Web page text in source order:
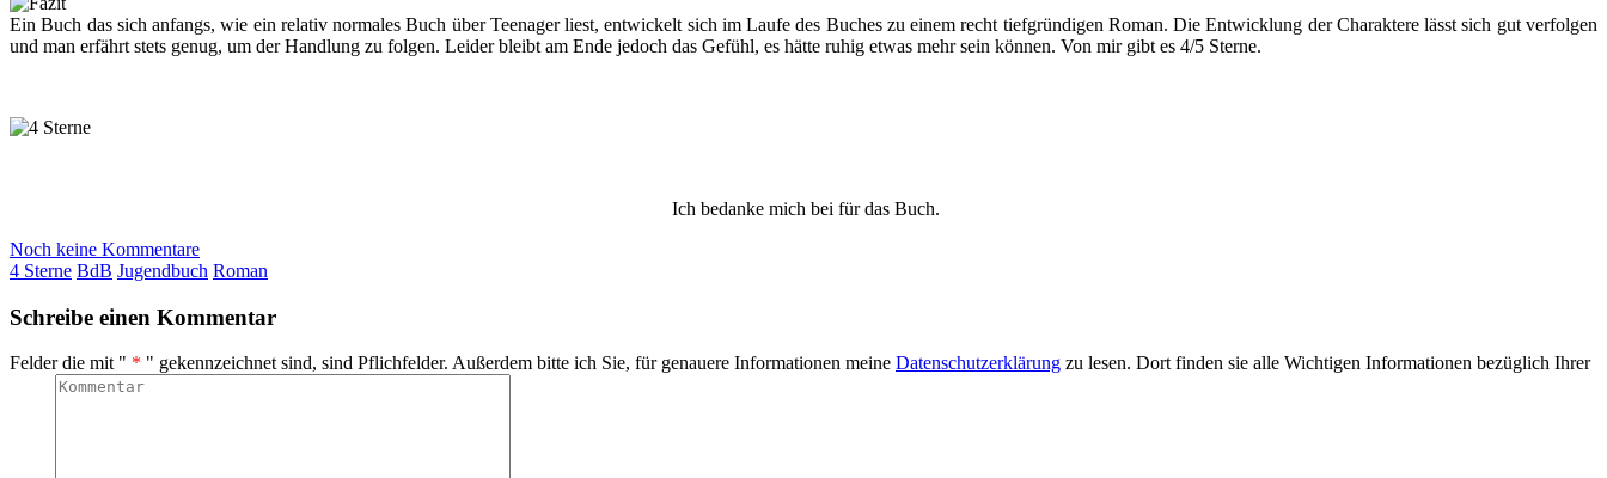
Ein Buch das sich anfangs, wie ein relativ normales Buch über Teenager liest, entwickelt sich im Laufe des Buches zu einem recht tiefgründigen Roman. Die Entwicklung der Charaktere lässt sich gut verfolgen
und man erfährt stets genug, um der Handlung zu folgen. Leider bleibt am Ende jedoch das Gefühl, es hätte ruhig etwas mehr sein können. Von mir gibt es 4/5 Sterne.
Ich bedanke mich bei für das Buch.
Noch keine Kommentare
4 Sterne BdB Jugendbuch Roman
Schreibe einen Kommentar
Felder die mit " * " gekennzeichnet sind, sind Pflichfelder. Außerdem bitte ich Sie, für genauere Informationen meine Datenschutzerklärung zu lesen. Dort finden sie alle Wichtigen Informationen bezüglich Ihrer